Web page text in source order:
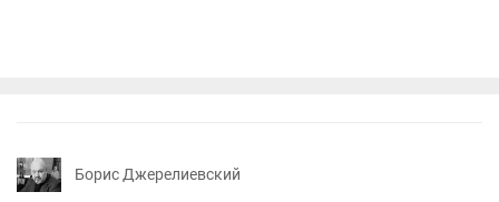
Борис Джерелиевский